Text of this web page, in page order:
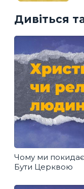
Дивіться
Чому ми
Бути Церквою